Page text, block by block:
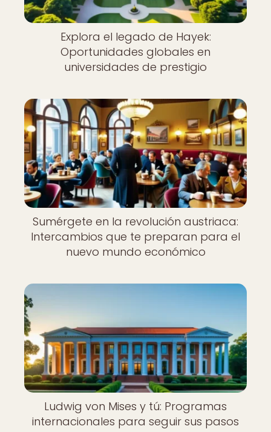
Explora el legado de Hayek:
Oportunidades globales en
universidades de prestigio
Sumérgete en la revolución austriaca:
Intercambios que te preparan para el
nuevo mundo económico
Ludwig von Mises y tú: Programas
internacionales para seguir sus pasos